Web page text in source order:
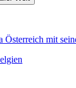
Österreich mit